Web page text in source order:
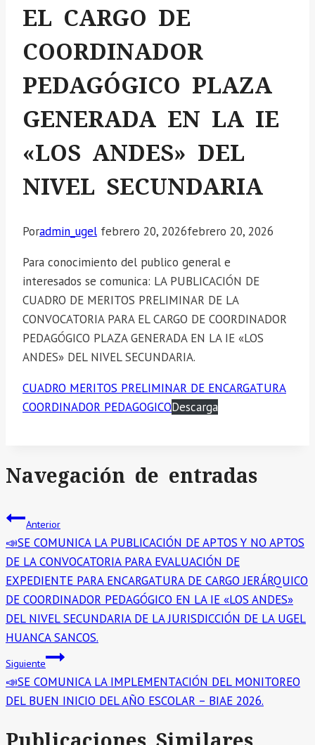
EL CARGO DE
COORDINADOR
PEDAGÓGICO PLAZA
GENERADA EN LA IE
«LOS ANDES» DEL
NIVEL SECUNDARIA
Poradmin_ugel febrero 20, 2026febrero 20, 2026
Para conocimiento del publico general e
interesados se comunica: LA PUBLICACIÓN DE
CUADRO DE MERITOS PRELIMINAR DE LA
CONVOCATORIA PARA EL CARGO DE COORDINADOR
PEDAGÓGICO PLAZA GENERADA EN LA IE «LOS
ANDES» DEL NIVEL SECUNDARIA.
CUADRO MERITOS PRELIMINAR DE ENCARGATURA
COORDINADOR PEDAGOGICODescarga
Navegación de entradas
Anterior
📣SE COMUNICA LA PUBLICACIÓN DE APTOS Y NO APTOS
DE LA CONVOCATORIA PARA EVALUACIÓN DE
EXPEDIENTE PARA ENCARGATURA DE CARGO JERÁRQUICO
DE COORDINADOR PEDAGÓGICO EN LA IE «LOS ANDES»
DEL NIVEL SECUNDARIA DE LA JURISDICCIÓN DE LA UGEL
HUANCA SANCOS.
Siguiente
📣SE COMUNICA LA IMPLEMENTACIÓN DEL MONITOREO
DEL BUEN INICIO DEL AÑO ESCOLAR – BIAE 2026.